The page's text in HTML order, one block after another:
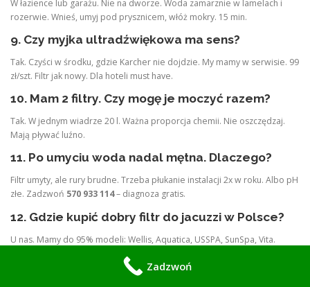
W łazience lub garażu. Nie na dworze. Woda zamarznie w lamelach i
rozerwie. Wnieś, umyj pod prysznicem, włóż mokry. 15 min.
9. Czy myjka ultradźwiękowa ma sens?
Tak. Czyści w środku, gdzie Karcher nie dojdzie. My mamy w serwisie. 99
zł/szt. Filtr jak nowy. Dla hoteli must have.
10. Mam 2 filtry. Czy mogę je moczyć razem?
Tak. W jednym wiadrze 20 l. Ważna proporcja chemii. Nie oszczędzaj.
Mają pływać luźno.
11. Po umyciu woda nadal mętna. Dlaczego?
Filtr umyty, ale rury brudne. Trzeba płukanie instalacji 2x w roku. Albo pH
złe. Zadzwoń 570 933 114– diagnoza gratis.
12. Gdzie kupić dobry filtr do jacuzzi w Polsce?
U nas. Mamy do 95% modeli: Wellis, Aquatica, USSPA, SunSpa, Vita.
Czysty filtr = tanie i bezawaryjne jacuzzi
Zadzwoń